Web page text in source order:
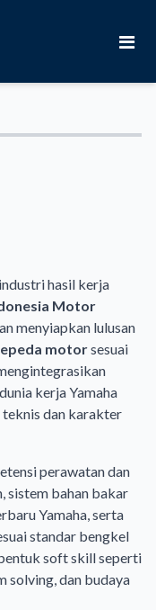
hasil kerja
Motor
menyiapkan lulusan
motorsesuai
kerja Yamaha
dan karakter
perawatan dan
sistem bahan bakar
Yamaha, serta
standar bengkel
soft skill seperti
solving, dan budaya